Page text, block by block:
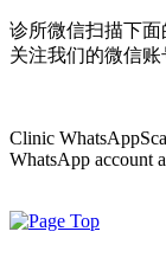
诊所微信扫描下面
关注我们的微信账
Clinic WhatsApp
WhatsApp account